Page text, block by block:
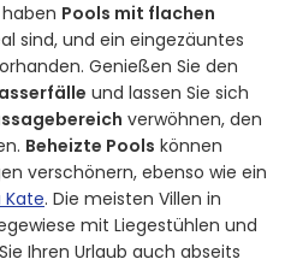
Pools mit flachen
sind, und ein eingezäuntes
Genießen Sie den
und lassen Sie sich
verwöhnen, den
Beheizte Pools können
verschönern, ebenso wie ein
Kate. Die meisten Villen in
mit Liegestühlen und
Ihren Urlaub auch abseits